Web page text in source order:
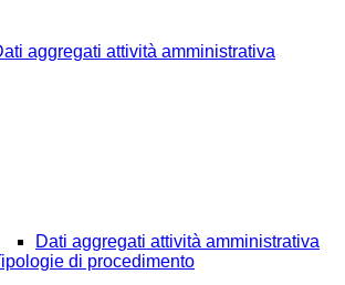
aggregati attività amministrativa
Dati aggregati attività amministrativa
di procedimento